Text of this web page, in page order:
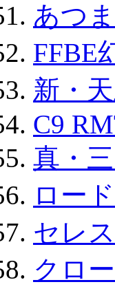
あつ
FFBE
新・
C9
真・
ロー
セレ
クロ